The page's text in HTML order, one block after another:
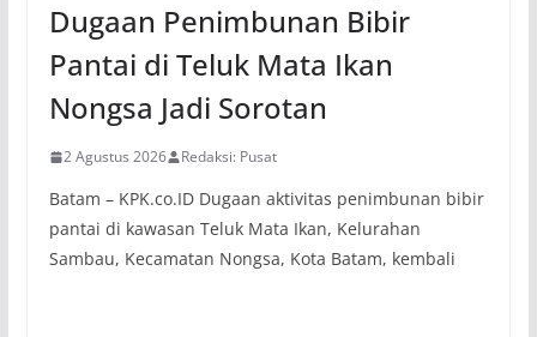
Dugaan Penimbunan Bibir
Pantai di Teluk Mata Ikan
Nongsa Jadi Sorotan
2 Agustus 2026 Redaksi: Pusat
Batam – KPK.co.ID Dugaan aktivitas penimbunan bibir
pantai di kawasan Teluk Mata Ikan, Kelurahan
Sambau, Kecamatan Nongsa, Kota Batam, kembali